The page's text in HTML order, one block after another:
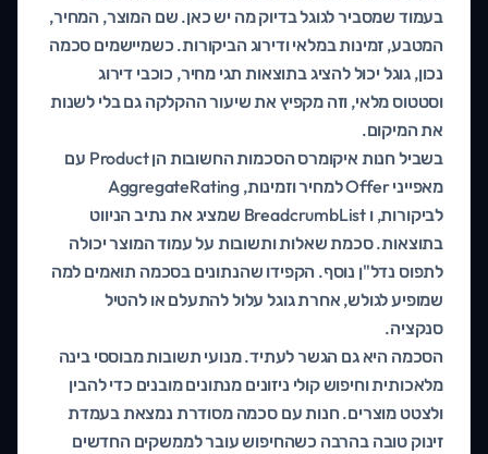
בעמוד שמסביר לגוגל בדיוק מה יש כאן. שם המוצר, המחיר,
המטבע, זמינות במלאי ודירוג הביקורות. כשמיישמים סכמה
נכון, גוגל יכול להציג בתוצאות תגי מחיר, כוכבי דירוג
וסטטוס מלאי, וזה מקפיץ את שיעור ההקלקה גם בלי לשנות
את המיקום.
בשביל חנות איקומרס הסכמות החשובות הן Product עם
מאפייני Offer למחיר וזמינות, AggregateRating
לביקורות, ו BreadcrumbList שמציג את נתיב הניווט
בתוצאות. סכמת שאלות ותשובות על עמוד המוצר יכולה
לתפוס נדל"ן נוסף. הקפידו שהנתונים בסכמה תואמים למה
שמופיע לגולש, אחרת גוגל עלול להתעלם או להטיל
סנקציה.
הסכמה היא גם הגשר לעתיד. מנועי תשובות מבוססי בינה
מלאכותית וחיפוש קולי ניזונים מנתונים מובנים כדי להבין
ולצטט מוצרים. חנות עם סכמה מסודרת נמצאת בעמדת
זינוק טובה בהרבה כשהחיפוש עובר לממשקים החדשים